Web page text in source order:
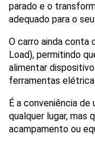
parado e o
adequado para o
O carro ainda conta
Load), permitindo
alimentar
ferramentas
É a conveniência de
qualquer lugar, mas
acampamento ou